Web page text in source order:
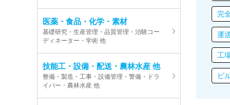
医薬・食品・化学・素材
基礎研究・生産管理・品質管理・治験コー
ディネーター・学術 他
技能工・設備・配送・農林水産 他
整備・製造・工事・設備管理・警備・ドラ
イバー・農林水産 他
完
運
工
ビ